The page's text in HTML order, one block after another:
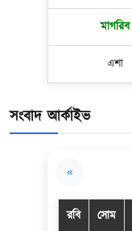
মাগরিব
এশা
সংবাদ আর্কাইভ
«
রবি সোম